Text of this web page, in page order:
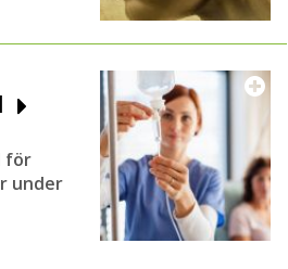
för
under